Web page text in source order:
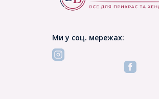
Ми у соц. мережах: